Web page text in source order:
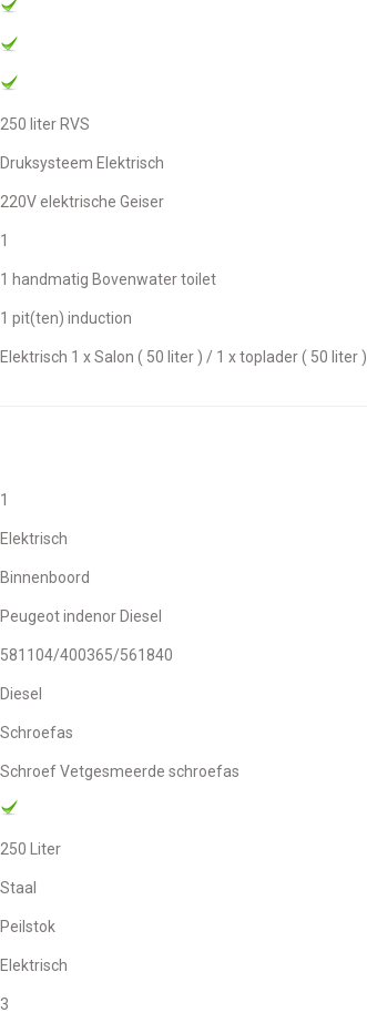
250 liter RVS
Druksysteem Elektrisch
220V elektrische Geiser
1
1 handmatig Bovenwater toilet
1 pit(ten) induction
Elektrisch 1 x Salon ( 50 liter ) / 1 x toplader ( 50 liter )
1
Elektrisch
Binnenboord
Peugeot indenor Diesel
581104/400365/561840
Diesel
Schroefas
schroef Vetgesmeerde schroefas
250 Liter
Staal
Peilstok
Elektrisch
3